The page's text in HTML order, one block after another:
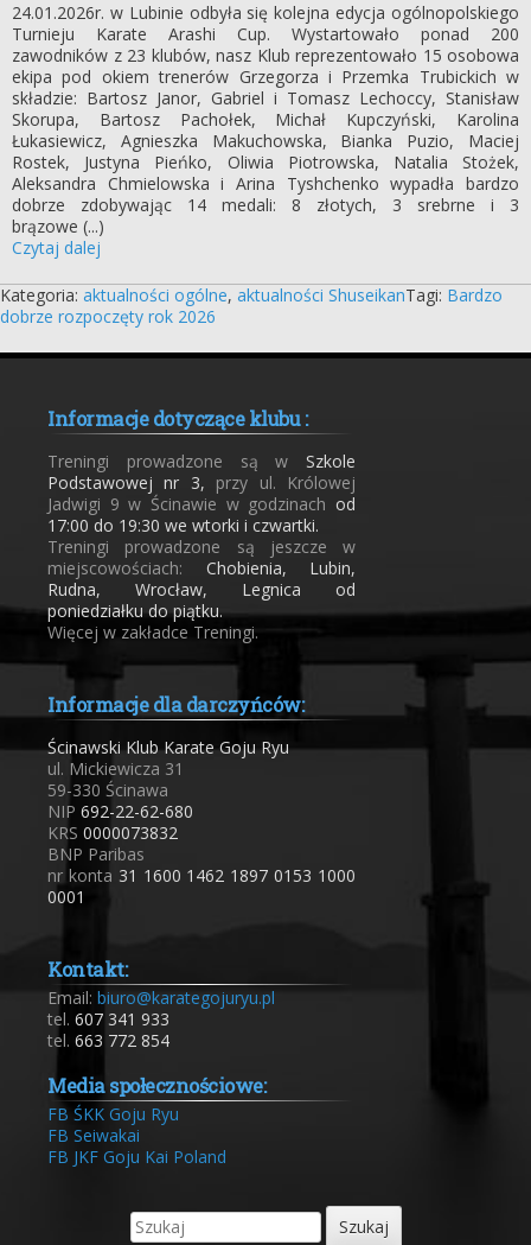
24.01.2026r. w Lubinie odbyła się kolejna edycja ogólnopolskiego
Turnieju Karate Arashi Cup. Wystartowało ponad 200
zawodników z 23 klubów, nasz Klub reprezentowało 15 osobowa
ekipa pod okiem trenerów Grzegorza i Przemka Trubickich w
składzie: Bartosz Janor, Gabriel i Tomasz Lechoccy, Stanisław
Skorupa, Bartosz Pachołek, Michał Kupczyński, Karolina
Łukasiewicz, Agnieszka Makuchowska, Bianka Puzio, Maciej
Rostek, Justyna Pieńko, Oliwia Piotrowska, Natalia Stożek,
Aleksandra Chmielowska i Arina Tyshchenko wypadła bardzo
dobrze zdobywając 14 medali: 8 złotych, 3 srebrne i 3
brązowe (...)
Czytaj dalej
Kategoria: aktualności ogólne, aktualności ShuseikanTagi: Bardzo
dobrze rozpoczęty rok 2026
Informacje dotyczące klubu :
Treningi prowadzone są w Szkole
Podstawowej nr 3, przy ul. Królowej
Jadwigi 9 w Ścinawie w godzinach od
17:00 do 19:30 we wtorki i czwartki.
Treningi prowadzone są jeszcze w
miejscowościach: Chobienia, Lubin,
Rudna, Wrocław, Legnica od
poniedziałku do piątku.
Więcej w zakładce Treningi.
Informacje dla darczyńców:
Ścinawski Klub Karate Goju Ryu
ul. Mickiewicza 31
59-330 Ścinawa
NIP 692-22-62-680
KRS 0000073832
BNP Paribas
nr konta 31 1600 1462 1897 0153 1000
0001
Kontakt:
Email: biuro@karategojuryu.pl
tel. 607 341 933
tel. 663 772 854
Media społecznościowe:
FB ŚKK Goju Ryu
FB Seiwakai
FB JKF Goju Kai Poland
Szukaj: